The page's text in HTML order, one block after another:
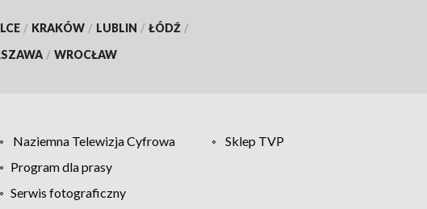
/ KRAKÓW / LUBLIN / ŁÓDŹ /
/ WROCŁAW
Naziemna Telewizja Cyfrowa
Sklep TVP
Program dla prasy
Serwis fotograficzny